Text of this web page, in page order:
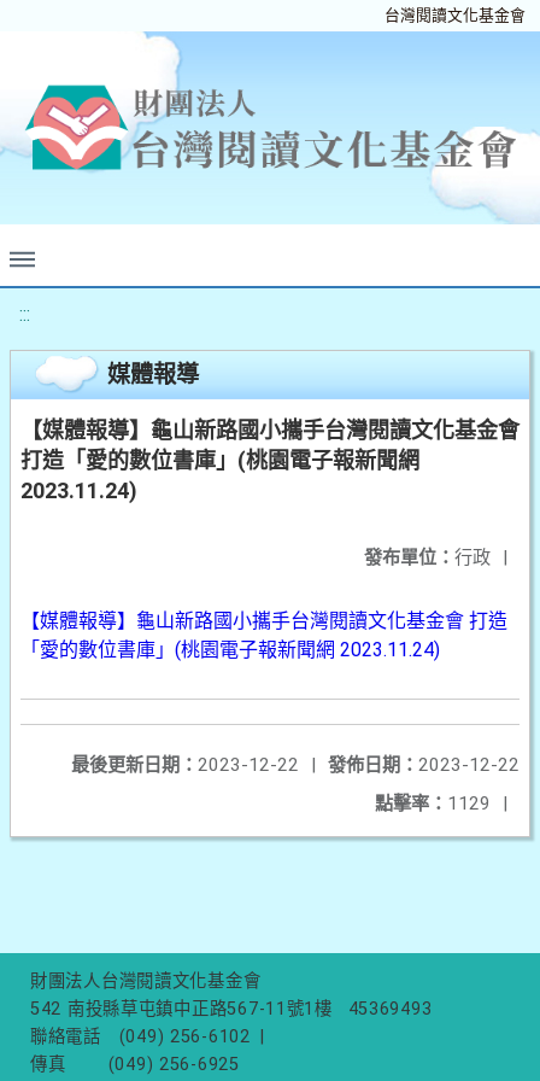
台灣閱讀文化基金會
:::
媒體報導
【媒體報導】龜山新路國小攜手台灣閱讀文化基金會
打造「愛的數位書庫」(桃園電子報新聞網
2023.11.24)
發布單位： 行政 |
【媒體報導】龜山新路國小攜手台灣閱讀文化基金會 打造
「愛的數位書庫」(桃園電子報新聞網 2023.11.24)
發佈日期： 2023-12-22
最後更新日期： 2023-12-22
|
點擊率： 1129 |
財團法人台灣閱讀文化基金會
542 南投縣草屯鎮中正路567-11號1樓
45369493
聯絡電話
(049) 256-6102
傳真
(049) 256-6925